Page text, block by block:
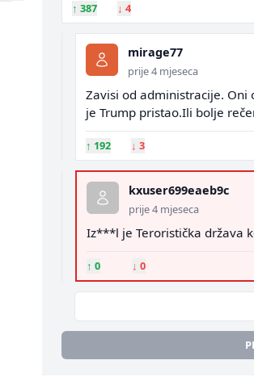
↑ 387 ↓ 4
mirage77
prije 4 mjeseca
Zavisi od administracije. Oni
je Trump pristao.Ili bolje
↑ 192 ↓ 3
kxuser699eaeb9c
prije 4 mjeseca
Iz***l je Teroristička država
↑ 0 ↓ 0